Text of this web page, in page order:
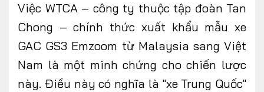
Việc WTCA – công ty thuộc tập đoàn Tan
Chong – chính thức xuất khẩu mẫu xe
GAC GS3 Emzoom từ Malaysia sang Việt
Nam là một minh chứng cho chiến lược
này. Điều này có nghĩa là "xe Trung Quốc"